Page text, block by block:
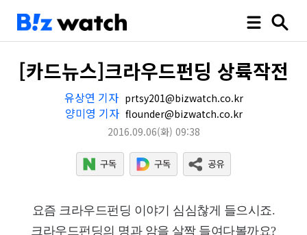
[카드뉴스]크라우드펀딩 상륙작전
유상연 기자 prtsy201@bizwatch.co.kr
양미영 기자 flounder@bizwatch.co.kr
2016.09.06(화) 09:38
요즘 크라우드펀딩 이야기 심심찮게 들으시죠.
크라우드펀딩의 명과 암을 살짝 들여다볼까요?